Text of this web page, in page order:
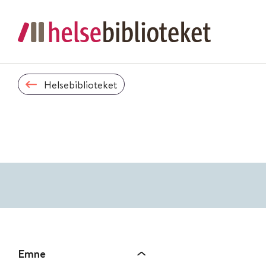
Helsebiblioteket
Emne